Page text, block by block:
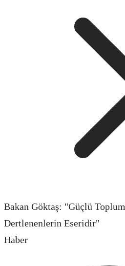
Bakan Göktaş: "Güçlü
Dertlenenlerin Eseridir"
Haber